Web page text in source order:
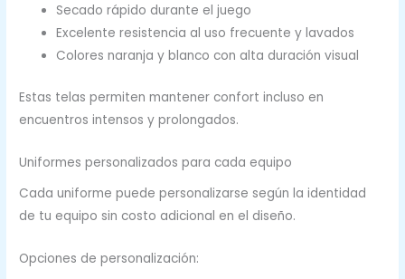
Secado rápido durante el juego
Excelente resistencia al uso frecuente y lavados
Colores naranja y blanco con alta duración visual
Estas telas permiten mantener confort incluso en
encuentros intensos y prolongados.
Uniformes personalizados para cada equipo
Cada uniforme puede personalizarse según la identidad
de tu equipo sin costo adicional en el diseño.
Opciones de personalización: